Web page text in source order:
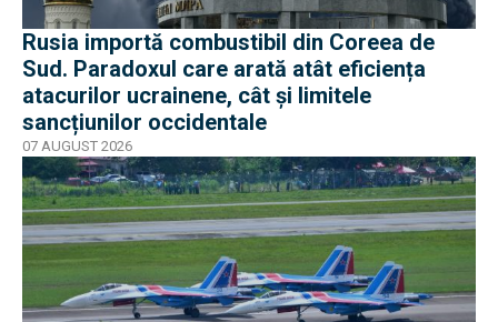
Rusia importă combustibil din Coreea de
Sud. Paradoxul care arată atât eficiența
atacurilor ucrainene, cât și limitele
sancțiunilor occidentale
07 AUGUST 2026